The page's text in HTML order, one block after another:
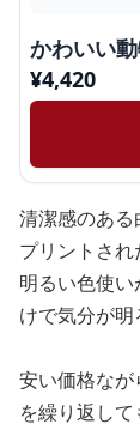
かわいい
¥4,420
清潔感のあ
プリントされ
明るい色使
けで気分が明
安い価格な
を繰り返して